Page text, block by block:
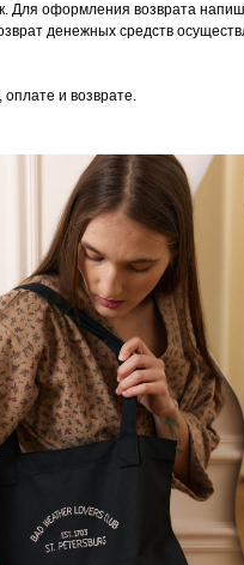
Для оформления возврата
денежных средств
оплате и возврате.